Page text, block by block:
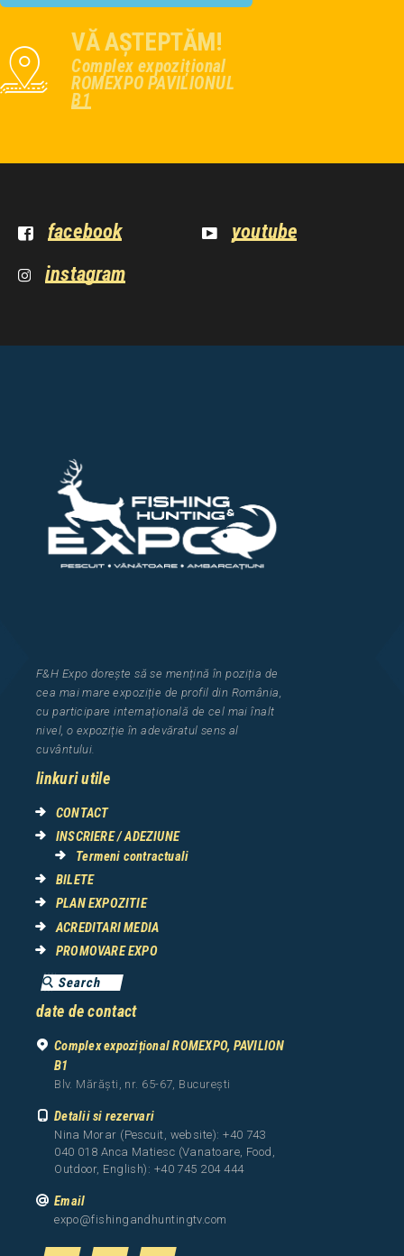
VĂ AȘTEPTĂM!
Complex expozițional
ROMEXPO PAVILIONUL
B1
facebook
youtube
instagram
F&H Expo dorește să se mențină în poziția de
cea mai mare expoziție de profil din România
cu participare internațională de cel maiînalt
nivel, o expoziție în adevăratul sens al
cuvântului.
linkuri utile
CONTACT
INSCRIERE / ADEZIUNE
Termeni contractuali
BILETE
PLAN EXPOZITIE
ACREDITARI MEDIA
PROMOVARE EXPO
date de contact
Complex expozițional ROMEXPO, PAVILION
B1
Blv. Mărăști, nr. 65-67, București
Detalii si rezervari
Nina Morar (Pescuit, website): +40 743
040 018 Anca Matiesc (Vanatoare, Food,
Outdoor, English): +40 745 204 444
Email
expo@fishingandhuntingtv.com